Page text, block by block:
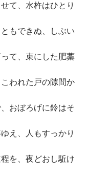
て、水杵はひとり
もできぬ、しぶい
て、束にした肥藁
われた戸の隙間か
おぼろげに鈴はそ
え、人もすっかり
を、夜どおし駈け